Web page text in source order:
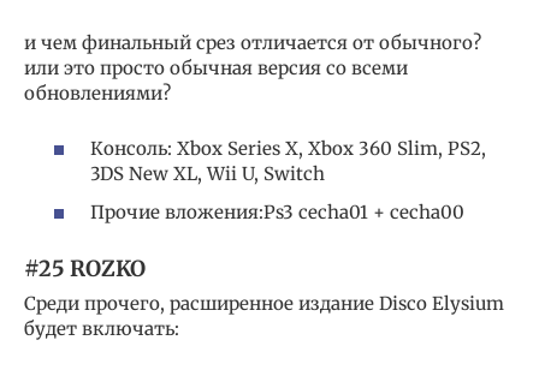
и чем финальный срез отличается от обычного?
или это просто обычная версия со всеми
обновлениями?
Консоль: Xbox Series X, Xbox 360 Slim, PS2,
3DS New XL, Wii U, Switch
Прочие вложения:Ps3 cecha01 + cecha00
#25 ROZKO
Среди прочего, расширенное издание Disco Elysium
будет включать: